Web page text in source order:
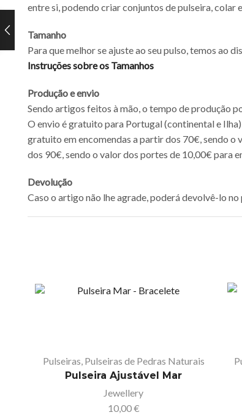
entre si, podendo criar conjuntos de pulseira, colar
Tamanho
Para que melhor se ajuste ao seu pulso, temos ao
Instruções sobre os Tamanhos
Produção e envio
Sendo artigos feitos à mão, o tempo de produção
O envio é gratuito para Portugal (continental e
gratuito em encomendas a partir dos 70€, sendo o
dos 90€, sendo o valor dos portes de 10,00€ para
Devolução
Caso o artigo não lhe agrade, poderá devolvê-lo no
Pulseiras, Pulseiras de Pedras Naturais
Pulseira Ajustável Mar
Jewellery
10,00€